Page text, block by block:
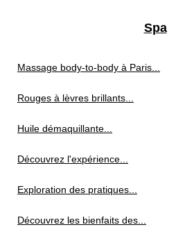
Spa
Massage body-to-body à Paris...
Rouges à lèvres brillants...
Huile démaquillante...
Découvrez l'expérience...
Exploration des pratiques...
Découvrez les bienfaits des...